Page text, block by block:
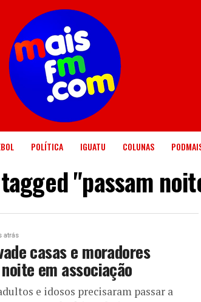
POLÍTICA IGUATU COLUNAS
"passam
atrás
casas e moradores
em associação
e idosos precisaram passar a